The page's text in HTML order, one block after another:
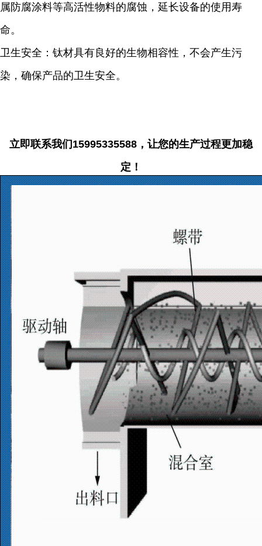
属防腐涂料等高活性物料的腐蚀，延长设备的使用寿
命。
卫生安全：钛材具有良好的生物相容性，不会产生污
染，确保产品的卫生安全。
立即联系我们15995335588，让您的生产过程更加稳
定！